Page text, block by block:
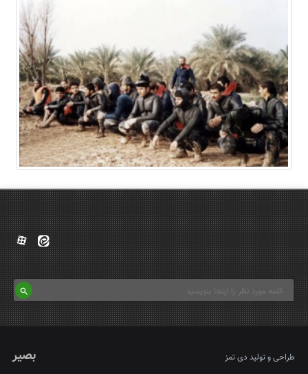
طراحی و تولید دی تمز بصیر